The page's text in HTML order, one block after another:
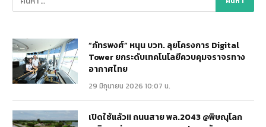
“ภัทรพงศ์” หนุน บวท. ลุยโครงการ Digital
Tower ยกระดับเทคโนโลยีควบคุมจราจรทาง
อากาศไทย
29 มิถุนายน 2026 10:07 น.
เปิดใช้แล้ว!! ถนนสาย พล.2043 @พิษณุโลก